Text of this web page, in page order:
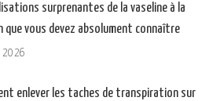
surprenantes de la vaseline à la
que vous devez absolument connaître
2026
enlever les taches de transpiration sur